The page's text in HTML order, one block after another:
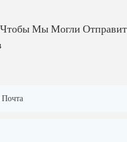
Мы Могли